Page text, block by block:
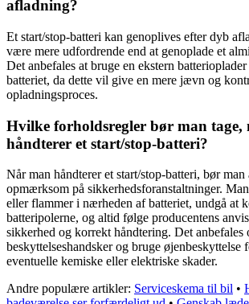
afladning?
Et start/stop-batteri kan genoplives efter dyb
være mere udfordrende end at genoplade et
Det anbefales at bruge en ekstern
batteriet, da dette vil give en mere jævn og
opladningsproces.
Hvilke forholdsregler bør man tage,
håndterer et start/stop-batteri?
Når man håndterer et start/stop-batteri, bør
opmærksom på sikkerhedsforanstaltninger.
eller flammer i nærheden af batteriet, undgå at
batteripolerne, og altid følge producentens
sikkerhed og korrekt håndtering. Det anbefales
beskyttelseshandsker og bruge øjenbeskyttelse
eventuelle kemiske eller elektriske skader.
Andre populære artikler: Serviceskema til bil •